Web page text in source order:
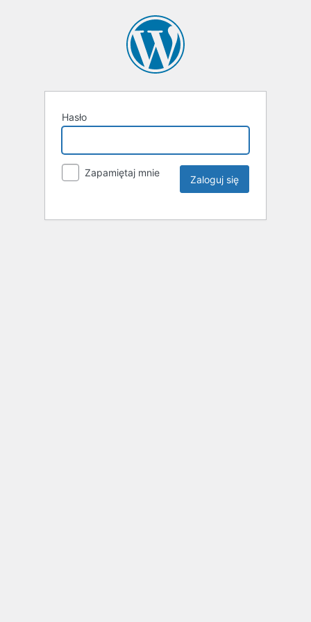
Hasło
Zapamiętaj mnie